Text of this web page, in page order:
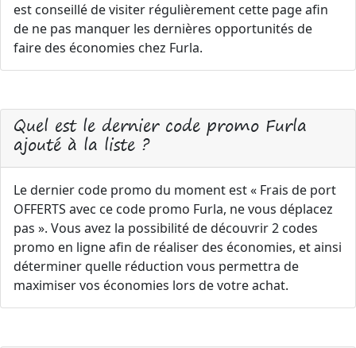
est conseillé de visiter régulièrement cette page afin
de ne pas manquer les dernières opportunités de
faire des économies chez Furla.
Quel est le dernier code promo Furla
ajouté à la liste ?
Le dernier code promo du moment est « Frais de port
OFFERTS avec ce code promo Furla, ne vous déplacez
pas ». Vous avez la possibilité de découvrir 2 codes
promo en ligne afin de réaliser des économies, et ainsi
déterminer quelle réduction vous permettra de
maximiser vos économies lors de votre achat.